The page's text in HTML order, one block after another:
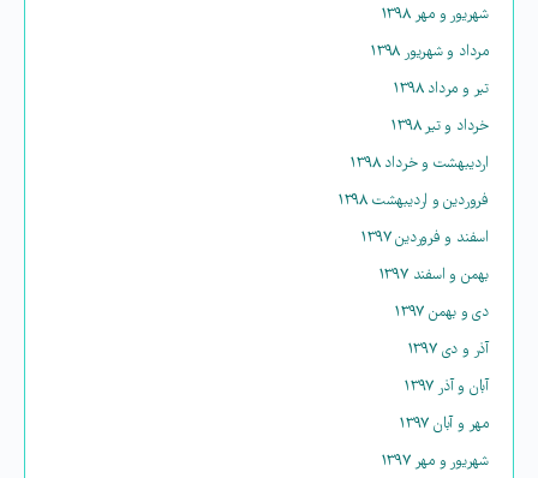
شهریور و مهر ۱۳۹۸
مرداد و شهریور ۱۳۹۸
تیر و مرداد ۱۳۹۸
خرداد و تیر ۱۳۹۸
اردیبهشت و خرداد ۱۳۹۸
فروردین و اردیبهشت ۱۳۹۸
اسفند و فروردین ۱۳۹۷
بهمن و اسفند ۱۳۹۷
دی و بهمن ۱۳۹۷
آذر و دی ۱۳۹۷
آبان و آذر ۱۳۹۷
مهر و آبان ۱۳۹۷
شهریور و مهر ۱۳۹۷